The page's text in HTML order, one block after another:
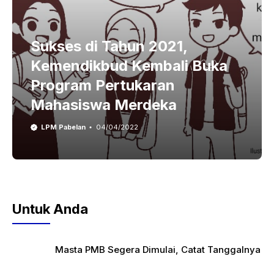
Sukses di Tahun 2021,
Kemendikbud Kembali Buka
Program Pertukaran
Mahasiswa Merdeka
LPM Pabelan 04/04/2022
Untuk Anda
Masta PMB Segera Dimulai, Catat Tanggalnya